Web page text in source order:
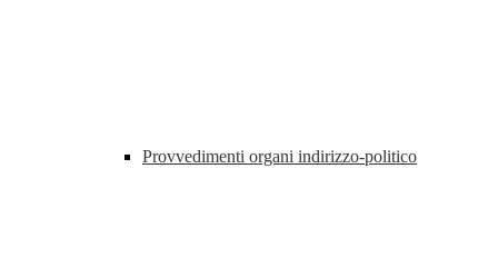
Provvedimenti organi indirizzo-politico